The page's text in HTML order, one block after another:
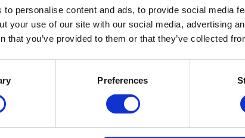
to personalise content and ads, to provide social media
your use of our site with our social media, advertising
that you’ve provided to them or that they’ve collected
Preferences